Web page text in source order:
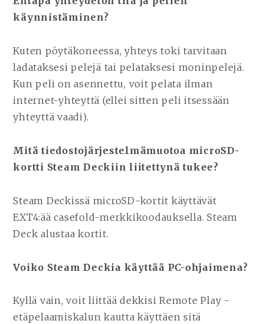
käynnistäminen?
Kuten pöytäkoneessa, yhteys toki tarvitaan
ladataksesi pelejä tai pelataksesi moninpelejä.
Kun peli on asennettu, voit pelata ilman
internet-yhteyttä (ellei sitten peli itsessään
yhteyttä vaadi).
Mitä tiedostojärjestelmämuotoa microSD-
kortti Steam Deckiin liitettynä tukee?
Steam Deckissä microSD-kortit käyttävät
EXT4:ää casefold-merkkikoodauksella. Steam
Deck alustaa kortit.
Voiko Steam Deckia käyttää PC-ohjaimena?
Kyllä vain, voit liittää dekkisi Remote Play -
etäpelaamiskalun kautta käyttäen sitä